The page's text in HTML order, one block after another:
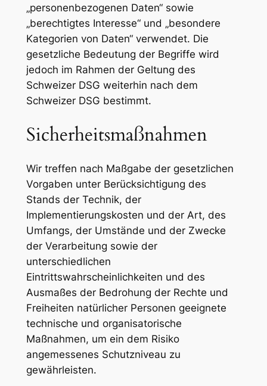
„personenbezogenen Daten“ sowie
„berechtigtes Interesse“ und „besondere
Kategorien von Daten“ verwendet. Die
gesetzliche Bedeutung der Begriffe wird
jedoch im Rahmen der Geltung des
Schweizer DSG weiterhin nach dem
Schweizer DSG bestimmt.
Sicherheitsmaßnahmen
Wir treffen nach Maßgabe der gesetzlichen
Vorgaben unter Berücksichtigung des
Stands der Technik, der
Implementierungskosten und der Art, des
Umfangs, der Umstände und der Zwecke
der Verarbeitung sowie der
unterschiedlichen
Eintrittswahrscheinlichkeiten und des
Ausmaßes der Bedrohung der Rechte und
Freiheiten natürlicher Personen geeignete
technische und organisatorische
Maßnahmen, um ein dem Risiko
angemessenes Schutzniveau zu
gewährleisten.